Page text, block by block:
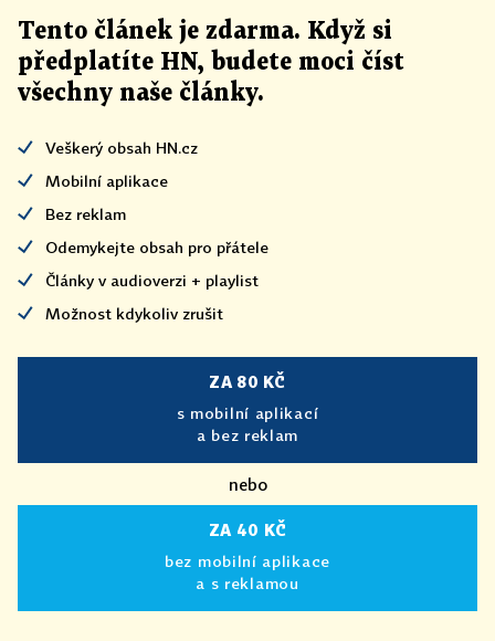
Tento článek je zdarma. Když si
předplatíte HN, budete moci číst
všechny naše články.
Veškerý obsah HN.cz
Mobilní aplikace
Bez reklam
Odemykejte obsah pro přátele
Články v audioverzi + playlist
Možnost kdykoliv zrušit
ZA 80 KČ
s mobilní aplikací
a bez reklam
nebo
ZA 40 KČ
bez mobilní aplikace
a s reklamou